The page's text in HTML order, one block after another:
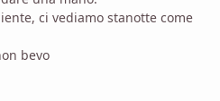
ci vediamo stanotte come
bevo